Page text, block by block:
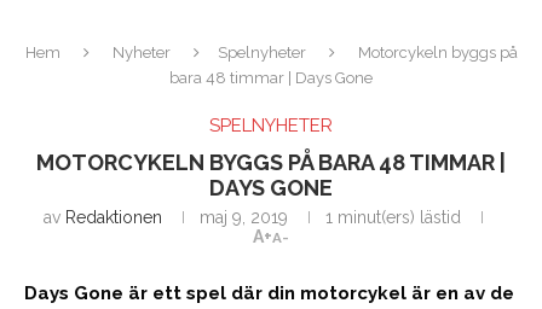
Hem Nyheter Spelnyheter
Motorcykeln byggs på
bara 48 timmar | Days Gone
SPELNYHETER
MOTORCYKELN BYGGS PÅ BARA 48 TIMMAR |
DAYS GONE
av Redaktionen maj 9, 2019
1 minut(ers) lästid
A+A-
Days Gone är ett spel där din motorcykel är en av de